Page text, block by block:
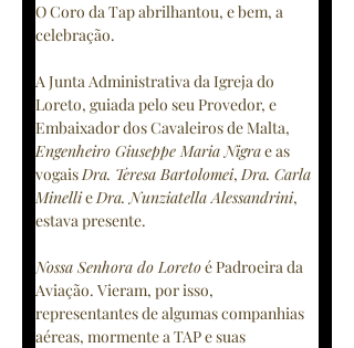
O Coro da Tap abrilhantou, e bem, a
celebração.
A Junta Administrativa da Igreja do
Loreto, guiada pelo seu Provedor, e
Embaixador dos Cavaleiros de Malta,
Engenheiro Giuseppe Maria Nigra e as
vogais Dra. Teresa Bartolomei, Dra. Carla
Minelli e Dra. Nunziatella Alessandrini,
estava presente.
Nossa Senhora do Loreto é Padroeira da
Aviação. Vieram, por isso,
representantes de algumas companhias
aéreas, mormente a TAP e suas